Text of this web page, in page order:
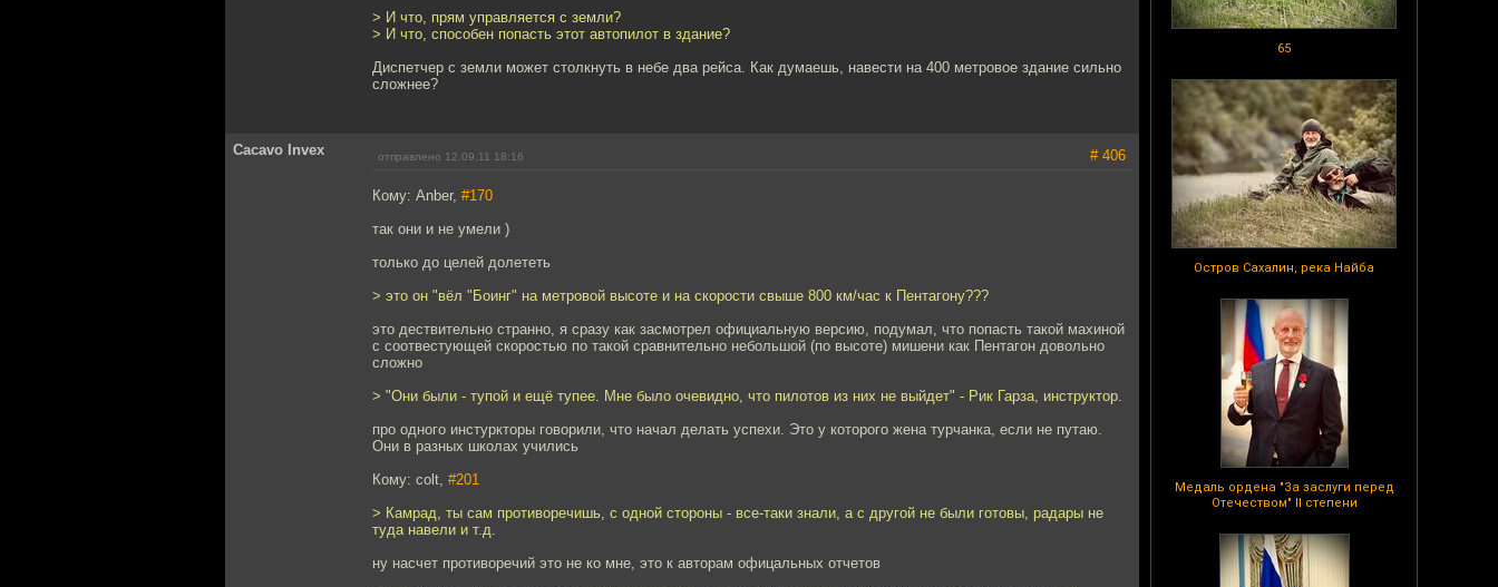
65
Остров Сахалин, река Найба
Медаль ордена "За заслуги перед
Отечеством" II степени
> И что, прям управляется с земли?
> И что, способен попасть этот автопилот в здание?
Диспетчер с земли может столкнуть в небе два рейса. Как думаешь, навести на 400 метровое здание сильно
сложнее?
Cacavo Invex отправлено 12.09.11 18:16 # 406
Кому: Anber, #170
так они и не умели )
только до целей долететь
> это он "вёл "Боинг" на метровой высоте и на скорости свыше 800 км/час к Пентагону???
это дествительно странно, я сразу как засмотрел официальную версию, подумал, что попасть такой махиной
с соотвестующей скоростью по такой сравнительно небольшой (по высоте) мишени как Пентагон довольно
сложно
> "Они были - тупой и ещё тупее. Мне было очевидно, что пилотов из них не выйдет" - Рик Гарза, инструктор.
про одного инстуркторы говорили, что начал делать успехи. Это у которого жена турчанка, если не путаю.
Они в разных школах учились
Кому: colt, #201
> Камрад, ты сам противоречишь, с одной стороны - все-таки знали, а с другой не были готовы, радары не
туда навели и т.д.
ну насчет противоречий это не ко мне, это к авторам офицальных отчетов